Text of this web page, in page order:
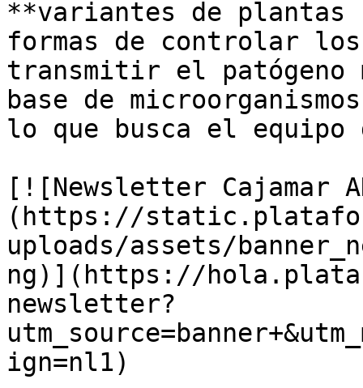
**variantes de plantas
formas de controlar
transmitir el patógeno
base de
lo que busca el equipo
[![Newsletter Cajamar
(https://
uploads/assets/
ng)](https://
newsletter?
ign=nl1)